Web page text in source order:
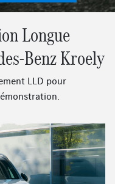
Longue
Benz Kroely
LLD pour